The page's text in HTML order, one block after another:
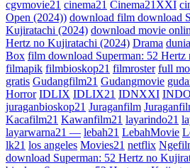
cgvmovie21 cinema21 Cinema21XXI
Open (2024)) download film download
Kujiratachi (2024) download movie
Hertz no Kujiratachi (2024) Drama
Box film download Superman: 52
filmapik filmbioskop21 filmroster full
gratis Gudangfilm21 Gudangmovie
Horror IDLIX IDLIX21 IDNXXI
juraganbioskop21 Juraganfilm
Kacafilm21 Kawanfilm21 layarindo21
layarwarna21 — lebah21 LebahMovie
lk21 los angeles Movies21 netflix
download Superman: 52 Hertz no